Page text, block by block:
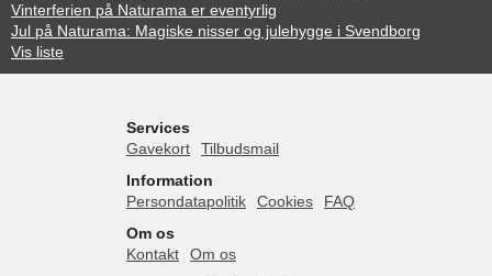
Vinterferien på Naturama er eventyrlig
Jul på Naturama: Magiske nisser og julehygge i Svendborg
Vis liste
Services
Gavekort
Tilbudsmail
Information
Persondatapolitik
Cookies
FAQ
Om os
Kontakt
Om os